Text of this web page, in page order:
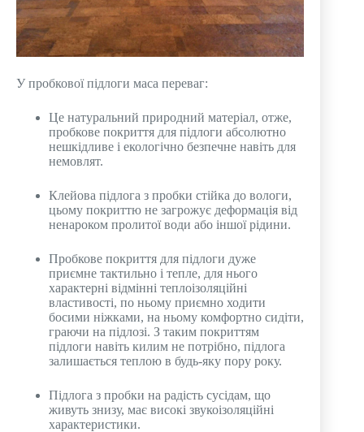
У пробкової підлоги маса переваг:
Це натуральний природний матеріал, отже,
пробкове покриття для підлоги абсолютно
нешкідливе і екологічно безпечне навіть для
немовлят.
Клейова підлога з пробки стійка до вологи,
цьому покриттю не загрожує деформація від
ненароком пролитої води або іншої рідини.
Пробкове покриття для підлоги дуже
приємне тактильно і тепле, для нього
характерні відмінні теплоізоляційні
властивості, по ньому приємно ходити
босими ніжками, на ньому комфортно сидіти,
граючи на підлозі. З таким покриттям
підлоги навіть килим не потрібно, підлога
залишається теплою в будь-яку пору року.
Підлога з пробки на радість сусідам, що
живуть знизу, має високі звукоізоляційні
характеристики.